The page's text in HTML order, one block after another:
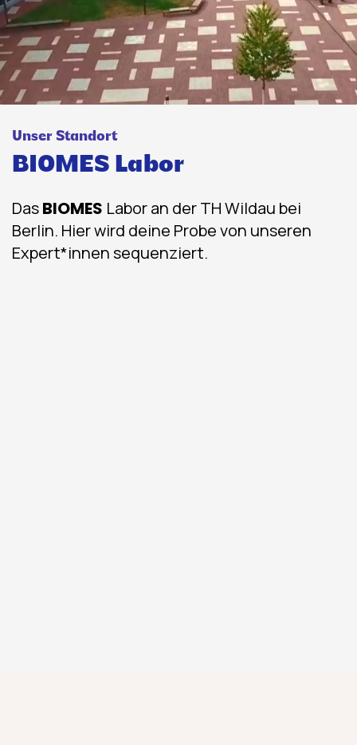
Unser Standort
BIOMES Labor
DasBIOMES Labor an der TH Wildau bei
Berlin. Hier wird deine Probe von unseren
Expert*innen sequenziert.